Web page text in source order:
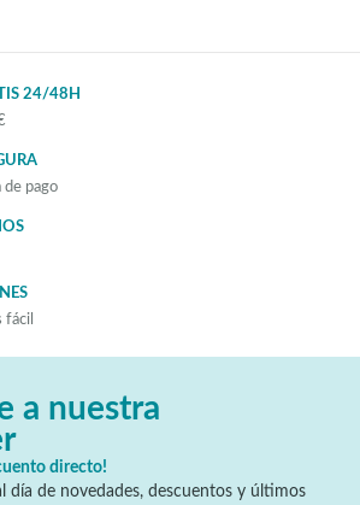
24/48H
de pago
fácil
a nuestra
directo!
día de novedades, descuentos y últimos